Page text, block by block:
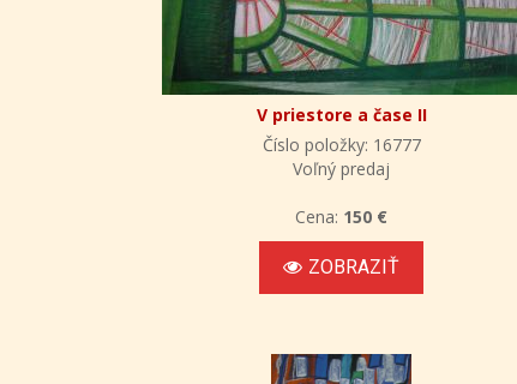
V priestore a čase II
Číslo položky: 16777
Voľný predaj
Cena: 150 €
ZOBRAZIŤ